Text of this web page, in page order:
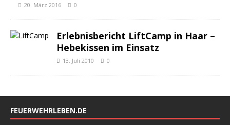
20. März 2016 0
Erlebnisbericht LiftCamp in Haar –
Hebekissen im Einsatz
13. Juli 2010 0
FEUERWEHRLEBEN.DE